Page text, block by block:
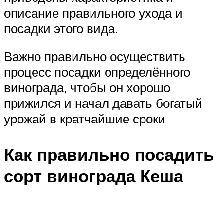
описание правильного ухода и
посадки этого вида.
Важно правильно осуществить
процесс посадки определённого
винограда, чтобы он хорошо
прижился и начал давать богатый
урожай в кратчайшие сроки
Как правильно посадить
сорт винограда Кеша